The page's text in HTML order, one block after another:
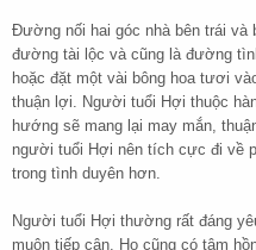
Đường nối hai góc nhà bên trái
đường tài lộc và cũng là đường
hoặc đặt một vài bông hoa tươi
thuận lợi. Người tuổi Hợi thuộc
hướng sẽ mang lại may mắn,
người tuổi Hợi nên tích cực đi về
trong tình duyên hơn.
Người tuổi Hợi thường rất đáng
muôn tiếp cận. Họ cũng có tâm